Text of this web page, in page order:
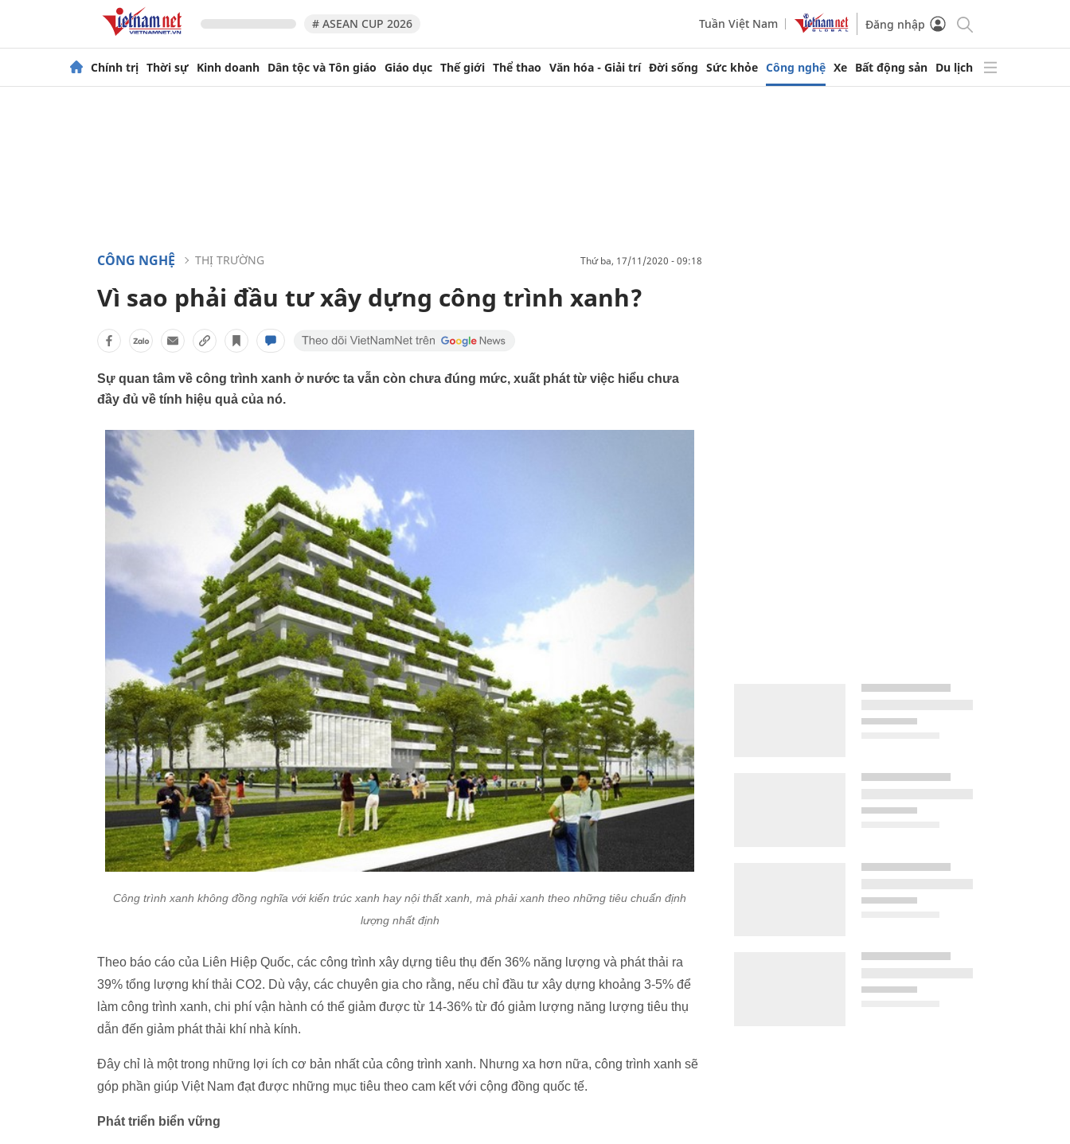
# ASEAN CUP 2026 Tuần Việt Nam Đăng nhập
Chính trị Thời sự Kinh doanh Dân tộc và Tôn giáo Giáo dục Thế giới Thể thao Văn hóa - Giải trí Đời sống Sức khỏe Công nghệ Xe Bất động sản Du lịch
CÔNG NGHỆ THỊ TRƯỜNG thứ ba, 17/11/2020 - 09:18
Vì sao phải đầu tư xây dựng công trình xanh?
Sự quan tâm về công trình xanh ở nước ta vẫn còn chưa đúng mức, xuất phát từ việc hiểu chưa
đầy đủ về tính hiệu quả của nó.
Công trình xanh không đồng nghĩa với kiến trúc xanh hay nội thất xanh, mà phải xanh theo những tiêu chuẩn định
lượng nhất định
Theo báo cáo của Liên Hiệp Quốc, các công trình xây dựng tiêu thụ đến 36% năng lượng và phát thải ra
39% tổng lượng khí thải CO2. Dù vậy, các chuyên gia cho rằng, nếu chỉ đầu tư xây dựng khoảng 3-5% để
làm công trình xanh, chi phí vận hành có thể giảm được từ 14-36% từ đó giảm lượng năng lượng tiêu thụ
dẫn đến giảm phát thải khí nhà kính.
Đây chỉ là một trong những lợi ích cơ bản nhất của công trình xanh. Nhưng xa hơn nữa, công trình xanh sẽ
góp phần giúp Việt Nam đạt được những mục tiêu theo cam kết với cộng đồng quốc tế.
Phát triển biển vững